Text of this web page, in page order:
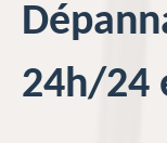
24h/24